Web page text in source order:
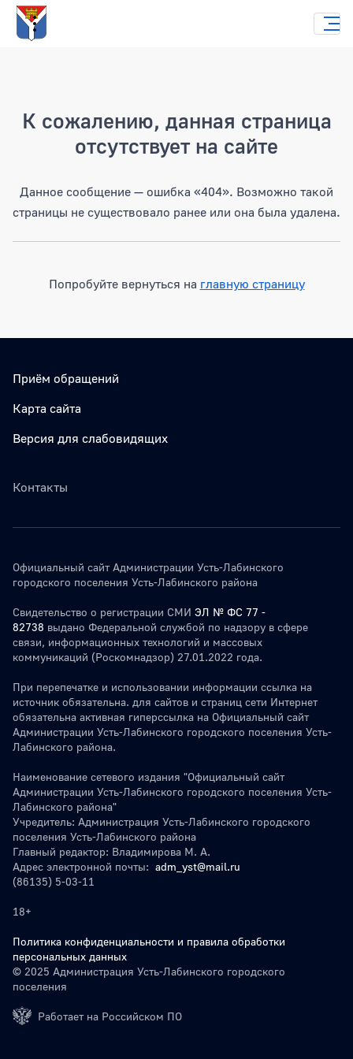
К сожалению, данная страница
отсутствует на сайте
Данное сообщение — ошибка «404». Возможно такой
страницы не существовало ранее или она была удалена.
Попробуйте вернуться на главную страницу
Приём обращений
Карта сайта
Версия для слабовидящих
Контакты
Официальный сайт Администрации Усть-Лабинского
городского поселения Усть-Лабинского района
Свидетельство о регистрации СМИ ЭЛ № ФС 77 -
82738 выдано Федеральной службой по надзору в сфере
связи, информационных технологий и массовых
коммуникаций (Роскомнадзор) 27.01.2022 года.
При перепечатке и использовании информации ссылка на
источник обязательна. для сайтов и страниц сети Интернет
обязательна активная гиперссылка на Официальный сайт
Администрации Усть-Лабинского городского поселения Усть-
Лабинского района.
Наименование сетевого издания "Официальный сайт
Администрации Усть-Лабинского городского поселения Усть-
Лабинского района"
Учредитель: Администрация Усть-Лабинского городского
поселения Усть-Лабинского района
Главный редактор: Владимирова М. А.
Адрес электронной почты: adm_yst@mail.ru
(86135) 5-03-11
18+
Политика конфиденциальности и правила обработки
персональных данных
© 2025 Администрация Усть-Лабинского городского
поселения
Работает на Российском ПО